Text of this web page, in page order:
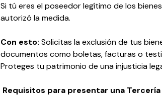
Si tú eres el poseedor legítimo de los
autorizó la medida.
Con esto: Solicitas la exclusión de tus
documentos como boletas, facturas o
Proteges tu patrimonio de una injusticia
Requisitos para presentar una Tercería